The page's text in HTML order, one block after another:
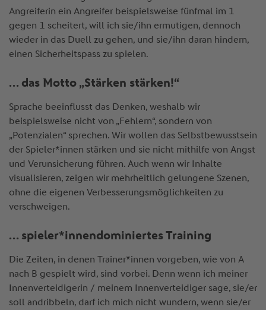
Angreiferin ein Angreifer beispielsweise fünfmal im 1
gegen 1 scheitert, will ich sie/ihn ermutigen, dennoch
wieder in das Duell zu gehen, und sie/ihn daran hindern,
einen Sicherheitspass zu spielen.
… das Motto „Stärken stärken!“
Sprache beeinflusst das Denken, weshalb wir
beispielsweise nicht von „Fehlern“, sondern von
„Potenzialen“ sprechen. Wir wollen das Selbstbewusstsein
der Spieler*innen stärken und sie nicht mithilfe von Angst
und Verunsicherung führen. Auch wenn wir Inhalte
visualisieren, zeigen wir mehrheitlich gelungene Szenen,
ohne die eigenen Verbesserungsmöglichkeiten zu
verschweigen.
… spieler*innendominiertes Training
Die Zeiten, in denen Trainer*innen vorgeben, wie von A
nach B gespielt wird, sind vorbei. Denn wenn ich meiner
Innenverteidigerin / meinem Innenverteidiger sage, sie/er
soll andribbeln, darf ich mich nicht wundern, wenn sie/er